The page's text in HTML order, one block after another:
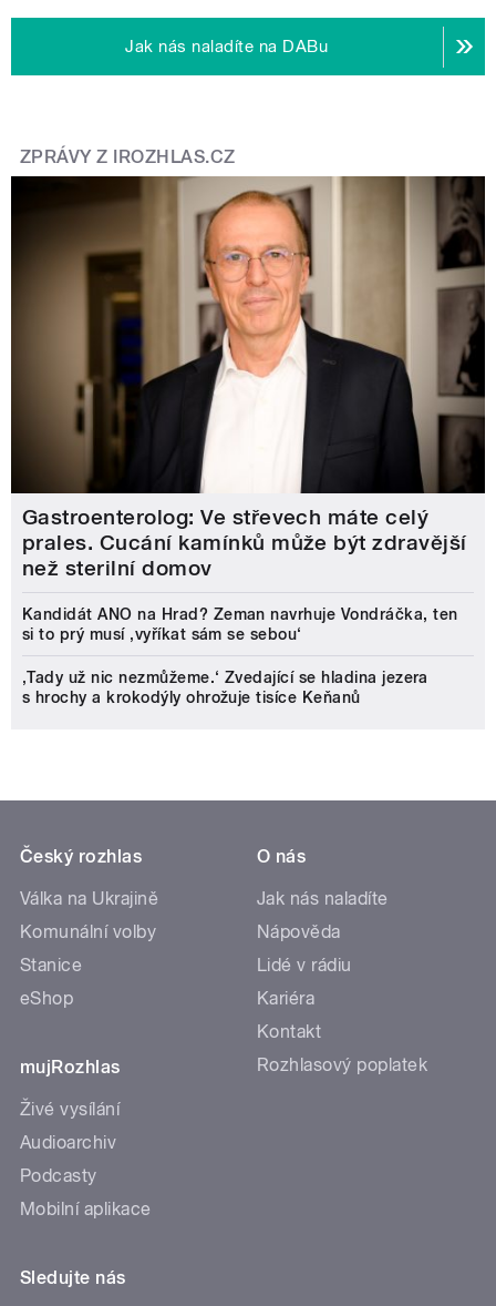
Jak nás naladíte na DABu
ZPRÁVY Z IROZHLAS.CZ
Gastroenterolog: Ve střevech máte celý
prales. Cucání kamínků může být zdravější
než sterilní domov
Kandidát ANO na Hrad? Zeman navrhuje Vondráčka, ten
si to prý musí ‚vyříkat sám se sebou‘
‚Tady už nic nezmůžeme.‘ Zvedající se hladina jezera
s hrochy a krokodýly ohrožuje tisíce Keňanů
Český rozhlas
Válka na Ukrajině
Komunální volby
Stanice
eShop
mujRozhlas
Živé vysílání
Audioarchiv
Podcasty
Mobilní aplikace
O nás
Jak nás naladíte
Nápověda
Lidé v rádiu
Kariéra
Kontakt
Rozhlasový poplatek
Sledujte nás